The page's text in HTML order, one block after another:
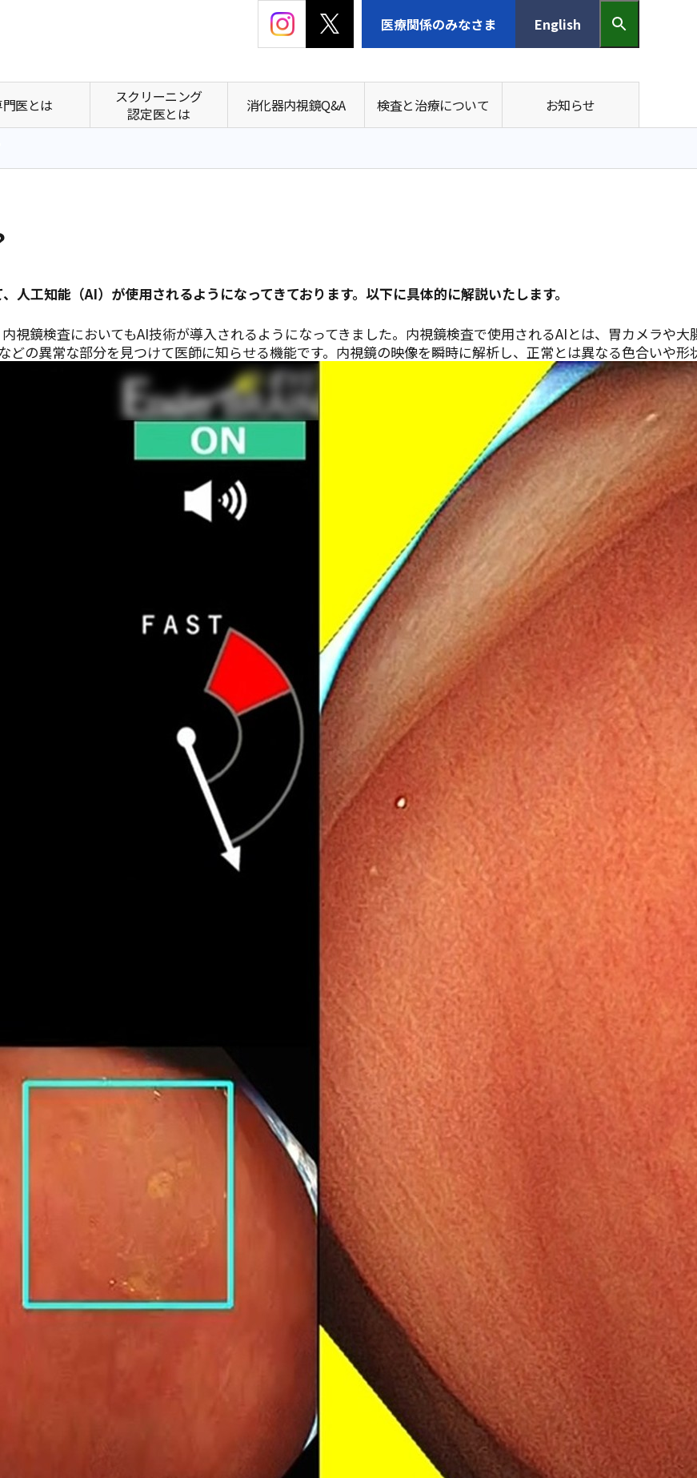
医療関係のみなさま English
医とは
スクリーニング
認定医とは
消化器内視鏡Q&A 検査と治療について お知らせ
工知能（AI）が使用されるようになってきております。以下に具体的に解説いたします。
視鏡検査においてもAI技術が導入されるようになってきました。内視鏡検査で使用されるAIとは、胃カメラ
の異常な部分を見つけて医師に知らせる機能です。内視鏡の映像を瞬時に解析し、正常とは異なる色合いや